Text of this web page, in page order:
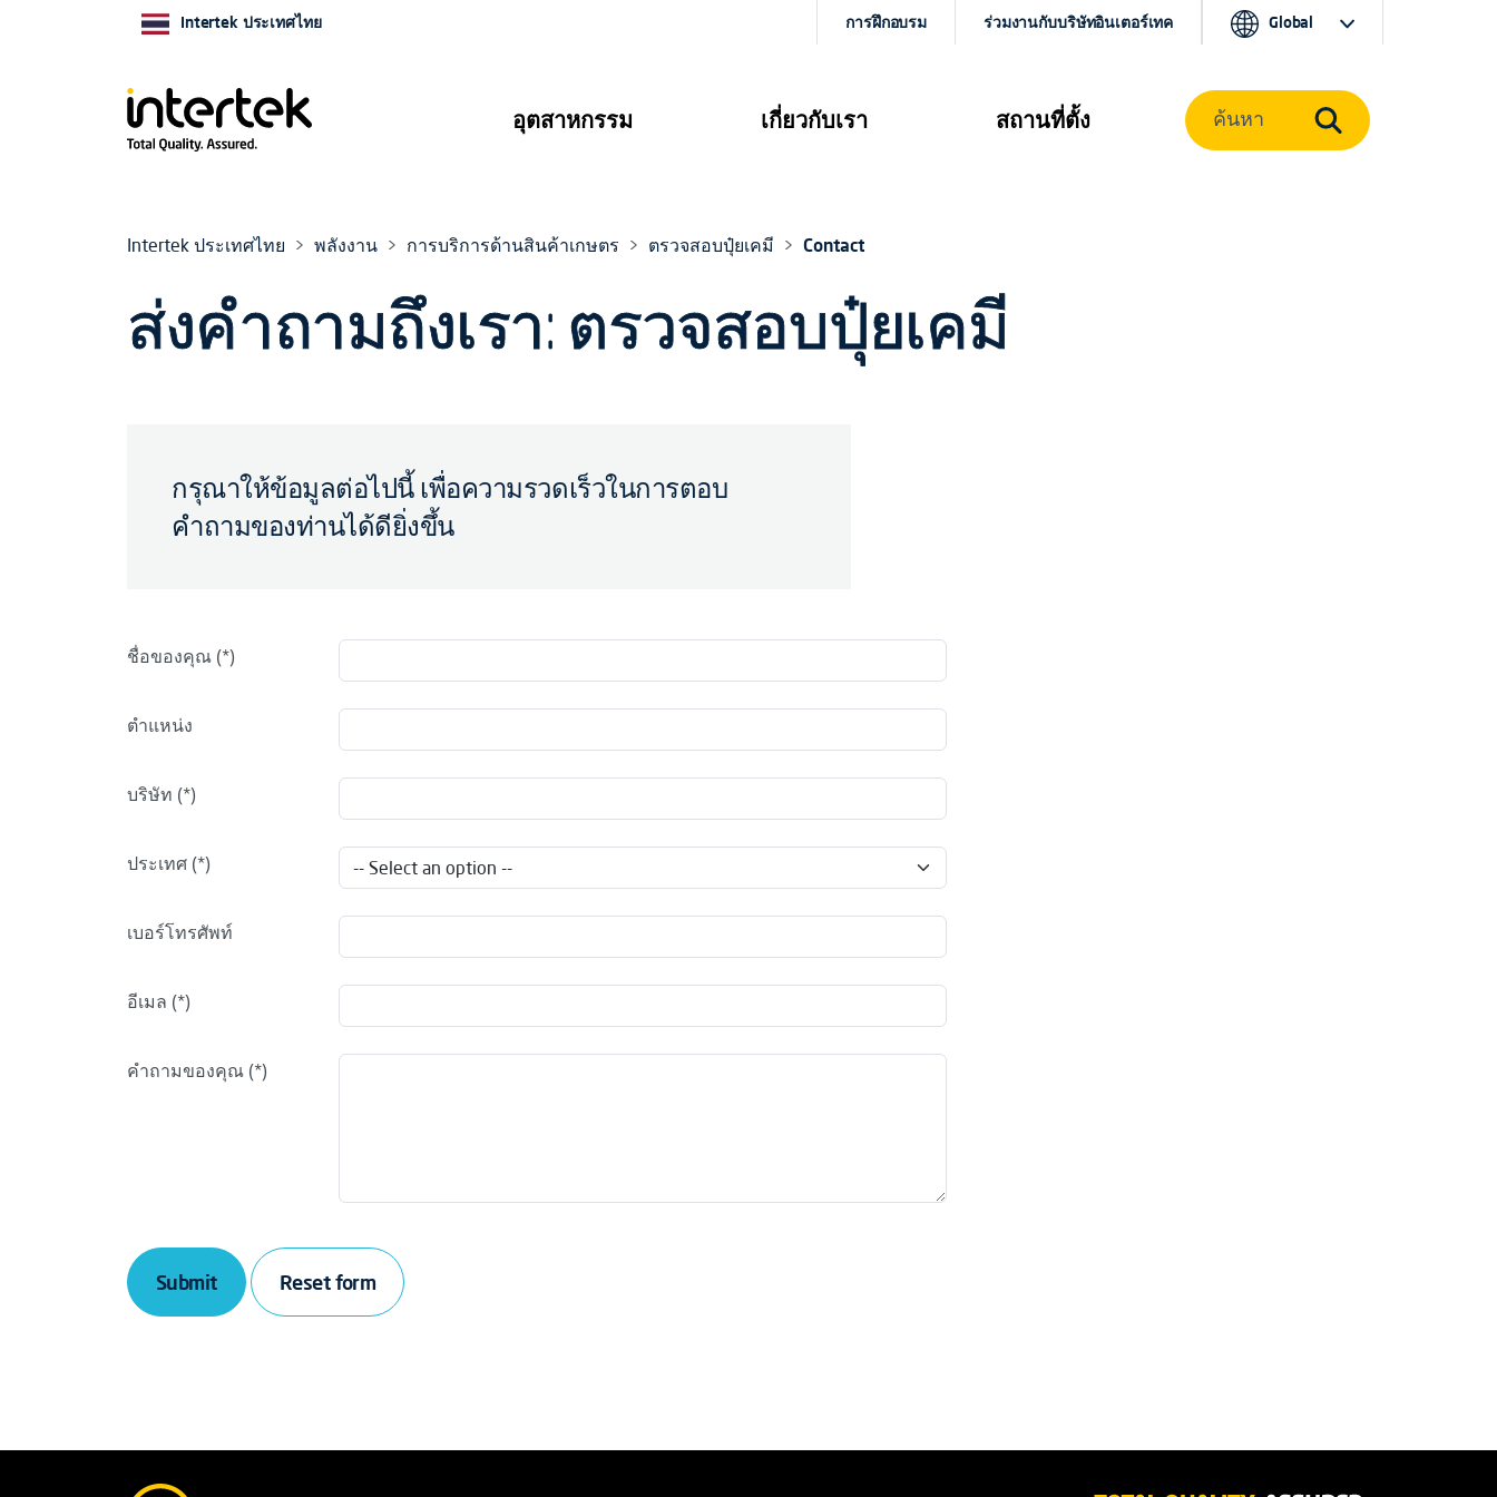
อุตสาหกรรม เกี่ยวกับเรา สถานที่ตั้ง
Intertek ประเทศไทย การฝึกอบรม ร่วมงานกับบริษัทอินเตอร์เทค Global
ค้นหา
Intertek ประเทศไทย พลังงาน การบริการด้านสินค้าเกษตร ตรวจสอบปุ๋ยเคมี Contact
ส่งคำถามถึงเรา: ตรวจสอบปุ๋ยเคมี
กรุณาให้ข้อมูลต่อไปนี้ เพื่อความรวดเร็วในการตอบ
คำถามของท่านได้ดียิ่งขึ้น
ชื่อของคุณ
ตำแหน่ง
บริษัท
ประเทศ
เบอร์โทรศัพท์
อีเมล
คำถามของคุณ
Submit